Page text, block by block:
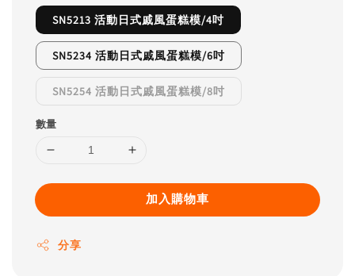
SN5213 活動日式戚風蛋糕模/4吋
SN5234 活動日式戚風蛋糕模/6吋
SN5254 活動日式戚風蛋糕模/8吋
數量
加入購物車
分享